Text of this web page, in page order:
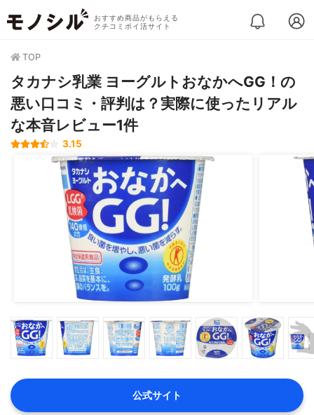
おすすめ商品がもらえる
クチコミポイ活サイト
TOP
タカナシ乳業 ヨーグルトおなかへGG！の
悪い口コミ・評判は？実際に使ったリアル
な本音レビュー1件
3.15
公式サイト